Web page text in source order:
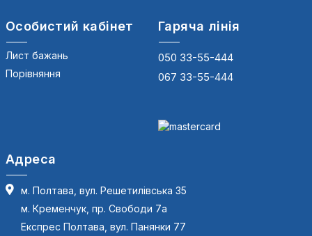
Особистий кабінет
Лист бажань
Порівняння
Гаряча лінія
050 33-55-444
067 33-55-444
Адреса
м. Полтава, вул. Решетилівська 35
м. Кременчук, пр. Свободи 7а
Експрес Полтава, вул. Панянки 77